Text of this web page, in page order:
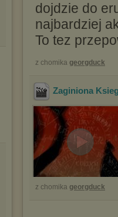
dojdzie do
najbardziej
To tez
z chomika georgduck
Zaginiona
z chomika georgduck